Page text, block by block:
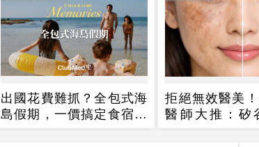
出國花費難抓？全包式海
島假期，一價搞定食宿玩
樂，省錢更省心！
拒絕無效醫美
醫師大推：矽
讓肌膚由內而